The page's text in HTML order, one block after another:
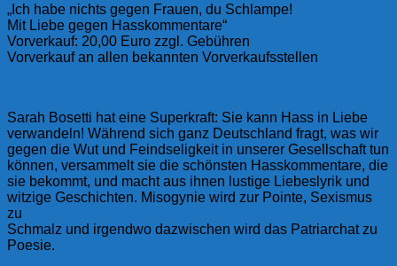
„Ich habe nichts gegen Frauen, du Schlampe!
Mit Liebe gegen Hasskommentare“
Vorverkauf: 20,00 Euro zzgl. Gebühren
Vorverkauf an allen bekannten Vorverkaufsstellen
Sarah Bosetti hat eine Superkraft: Sie kann Hass in Liebe
verwandeln! Während sich ganz Deutschland fragt, was wir
gegen die Wut und Feindseligkeit in unserer Gesellschaft tun
können, versammelt sie die schönsten Hasskommentare, die
sie bekommt, und macht aus ihnen lustige Liebeslyrik und
witzige Geschichten. Misogynie wird zur Pointe, Sexismus
zu
Schmalz und irgendwo dazwischen wird das Patriarchat zu
Poesie.